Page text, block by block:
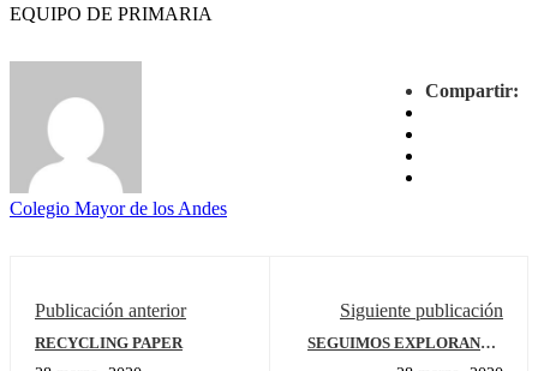
EQUIPO DE PRIMARIA
Compartir:
Colegio Mayor de los Andes
Publicación anterior
RECYCLING PAPER
Siguiente publicación
SEGUIMOS EXPLORANDO